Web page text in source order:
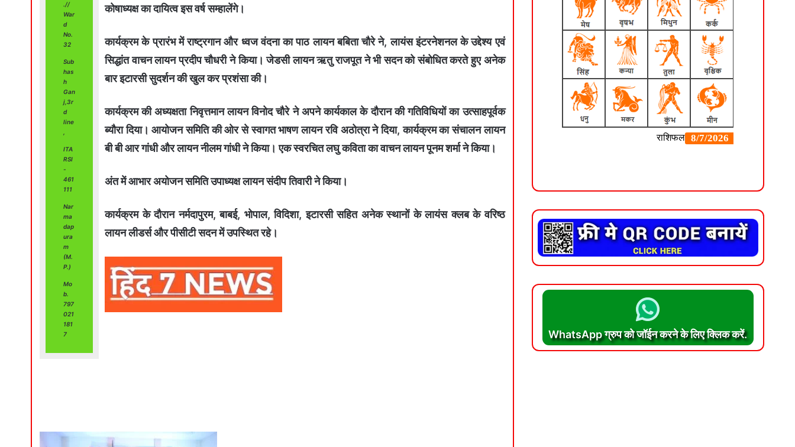
.//
War
d
No.
32
Sub
has
h
Gan
j,3r
d
line
ITA
RSI
-
461
111
Nar
ma
dap
ura
m
(M.
P.)
Mo
b.
797
021
181
7
कोषाध्यक्ष का दायित्व इस वर्ष सम्हालेंगे।
कार्यक्रम के प्रारंभ में राष्ट्रगान और ध्वज वंदना का पाठ लायन बबिता चौरे ने, लायंस इंटरनेशनल के उद्देश्य एवं
सिद्धांत वाचन लायन प्रदीप चौधरी ने किया। जेडसी लायन ऋतु राजपूत ने भी सदन को संबोधित करते हुए अनेक
बार इटारसी सुदर्शन की खुल कर प्रशंसा की।
कार्यक्रम की अध्यक्षता निवृत्तमान लायन विनोद चौरे ने अपने कार्यकाल के दौरान की गतिविधियों का उत्साहपूर्वक
ब्यौरा दिया। आयोजन समिति की ओर से स्वागत भाषण लायन रवि अठोत्रा ने दिया, कार्यक्रम का संचालन लायन
बी बी आर गांधी और लायन नीलम गांधी ने किया। एक स्वरचित लघु कविता का वाचन लायन पूनम शर्मा ने किया।
अंत में आभार अयोजन समिति उपाध्यक्ष लायन संदीप तिवारी ने किया।
कार्यक्रम के दौरान नर्मदापुरम, बाबई, भोपाल, विदिशा, इटारसी सहित अनेक स्थानों के लायंस क्लब के वरिष्ठ
लायन लीडर्स और पीसीटी सदन में उपस्थित रहे।
WhatsApp ग्रुप को जॉईन करने के लिए क्लिक करें.